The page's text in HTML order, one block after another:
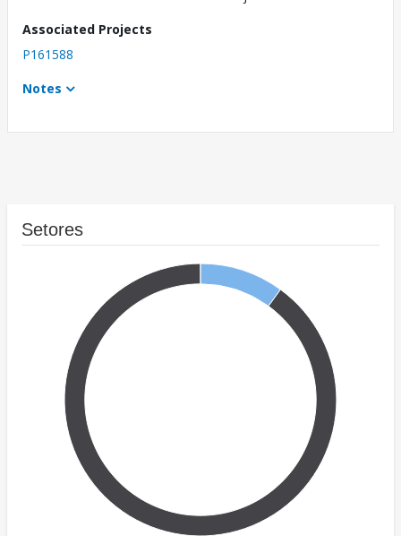
Associated Projects
P161588
Notes
Setores